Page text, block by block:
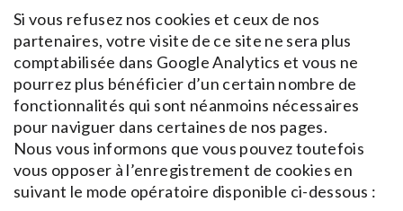
Si vous refusez nos cookies et ceux de nos
partenaires, votre visite de ce site ne sera plus
comptabilisée dans Google Analytics et vous ne
pourrez plus bénéficier d’un certain nombre de
fonctionnalités qui sont néanmoins nécessaires
pour naviguer dans certaines de nos pages.
Nous vous informons que vous pouvez toutefois
vous opposer à l’enregistrement de cookies en
suivant le mode opératoire disponible ci-dessous :